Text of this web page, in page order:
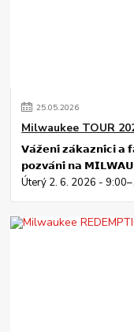
25.05.2026
Milwaukee TOUR
𝗩𝗮́𝘇̌𝗲𝗻𝗶́ 𝘇𝗮́𝗸𝗮𝘇𝗻𝗶́𝗰𝗶 𝗮
𝗽𝗼𝘇𝘃𝗮́𝗻𝗶́ 𝗻𝗮
Úterý 2. 6. 2026 -